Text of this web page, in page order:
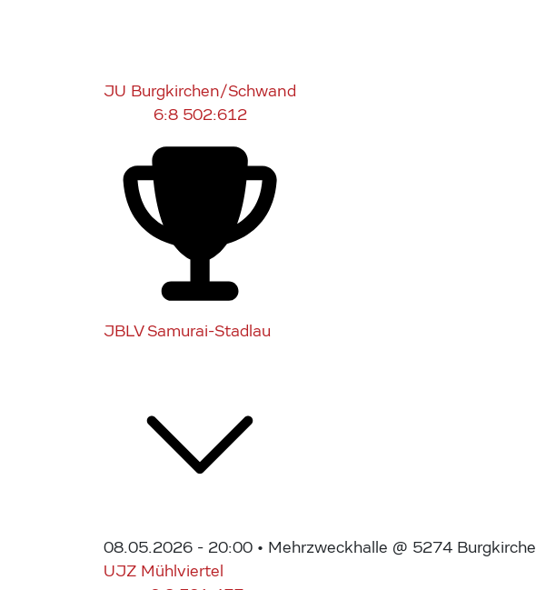
JU Burgkirchen/Schwand
6:8 502:612
JBLV Samurai-Stadlau
08.05.2026 - 20:00 • Mehrzweckhalle @ 5274
UJZ Mühlviertel